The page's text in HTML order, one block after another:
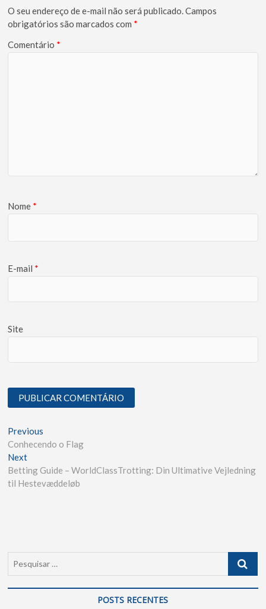
O seu endereço de e-mail não será publicado. Campos
obrigatórios são marcados com *
Comentário *
Nome *
E-mail *
Site
Previous
Conhecendo o Flag
Next
Betting Guide – WorldClassTrotting: Din Ultimative Vejledning
til Hestevæddeløb
POSTS RECENTES